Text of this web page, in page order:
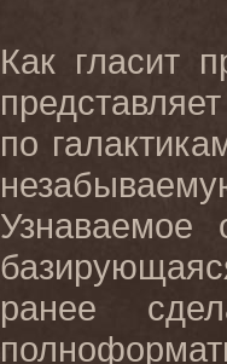
Как гласит
по
ранее